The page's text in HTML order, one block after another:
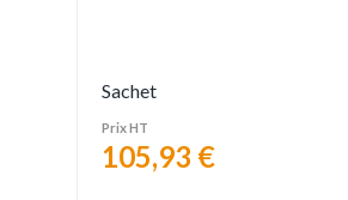
Sachet
Prix HT
105,93 €